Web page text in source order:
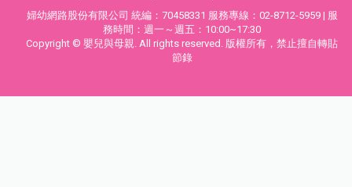
婦幼網路股份有限公司 統編：70458331 服務專線：02-8712-5959 | 服
務時間：週一～週五：10:00~17:30
Copyright © 嬰兒與母親. All rights reserved. 版權所有，禁止擅自轉貼
節錄